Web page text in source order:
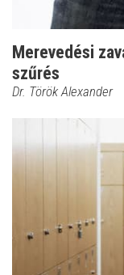
Merevedési
szűrés
Dr. Török Alexander